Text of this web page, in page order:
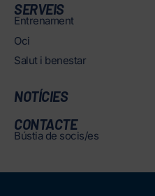
SERVEIS
Entrenament
Oci
Salut i benestar
NOTÍCIES
CONTACTE
Bústia de socis/es